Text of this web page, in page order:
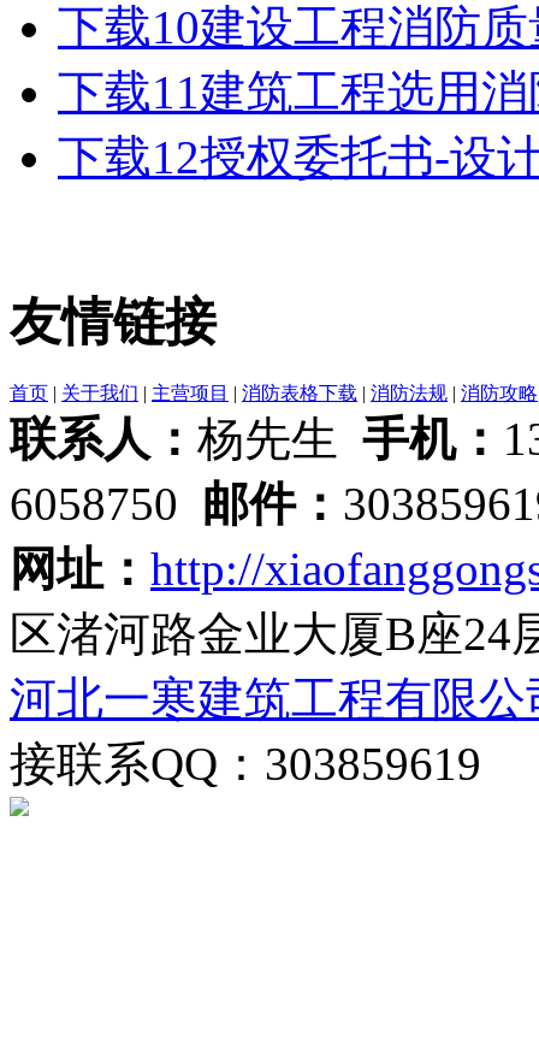
下载10建设工程消防
下载11建筑工程选用
下载12授权委托书-设
友情链接
首页 | 关于我们 | 主营项目 | 消防表格下载 | 消防法规 | 消防攻略
联系人： 杨先生 手机：
6058750 邮件：
网址： http://
区渚河路金业大厦B座24
河北一寒建筑工程有限公
接联系QQ：303859619